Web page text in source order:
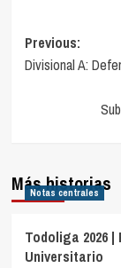
de
entradas
Previous:
Divisional A:
Más historias
Notas centrales
Todoliga 2026
Universitario